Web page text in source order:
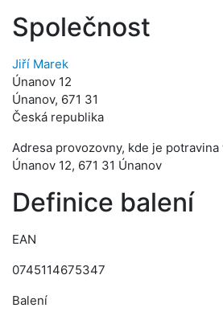
Společnost
Jiří Marek
Únanov 12
Únanov, 671 31
Česká republika
Adresa provozovny, kde je potravina
Únanov 12, 671 31 Únanov
Definice balení
EAN
0745114675347
Balení